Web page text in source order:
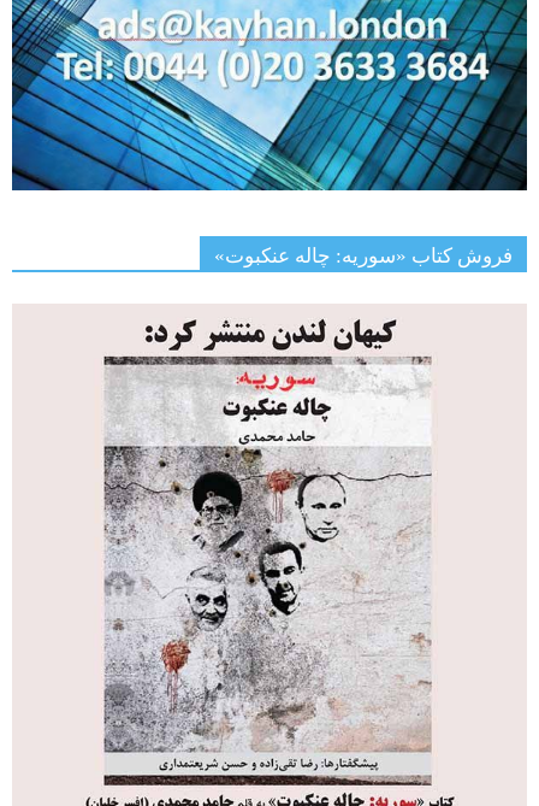
فروش کتاب «سوریه: چاله عنکبوت»